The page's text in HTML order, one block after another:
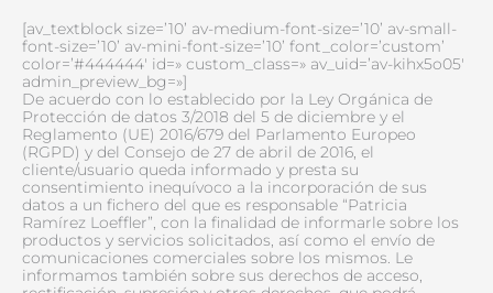
[av_textblock size=’10’ av-medium-font-size=’10’ av-small-
font-size=’10’ av-mini-font-size=’10’ font_color=’custom’
color=’#444444′ id=» custom_class=» av_uid=’av-kihx5o05′
admin_preview_bg=»]
De acuerdo con lo establecido por la Ley Orgánica de
Protección de datos 3/2018 del 5 de diciembre y el
Reglamento (UE) 2016/679 del Parlamento Europeo
(RGPD) y del Consejo de 27 de abril de 2016, el
cliente/usuario queda informado y presta su
consentimiento inequívoco a la incorporación de sus
datos a un fichero del que es responsable “Patricia
Ramírez Loeffler”, con la finalidad de informarle sobre los
productos y servicios solicitados, así como el envío de
comunicaciones comerciales sobre los mismos. Le
informamos también sobre sus derechos de acceso,